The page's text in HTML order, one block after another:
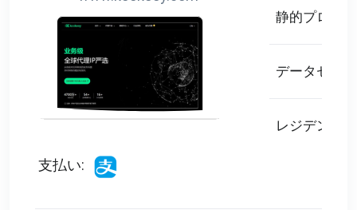
支払い:
静的プロキシ
データセン
レジデンシ